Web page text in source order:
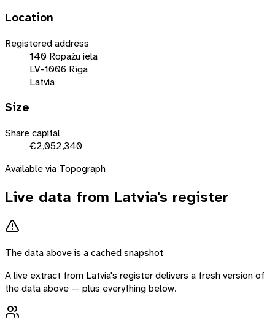
Location
Registered address
140 Ropažu iela
LV-1006 Rīga
Latvia
Size
Share capital
€2,052,340
Available via Topograph
Live data from Latvia's register
The data above is a cached snapshot
A live extract from Latvia's register delivers a fresh version of
the data above — plus everything below.